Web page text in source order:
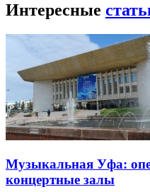
Интересные
Музыкальная Уфа:
концертные залы